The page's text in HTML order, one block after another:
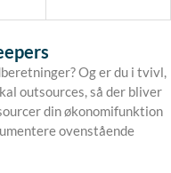
Og er du i tvivl,
outsources, så der bliver
din økonomifunktion
ovenstående